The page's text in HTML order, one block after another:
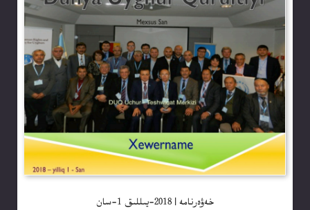
خەۋەرنامە | 2018-يىللىق 1-سان